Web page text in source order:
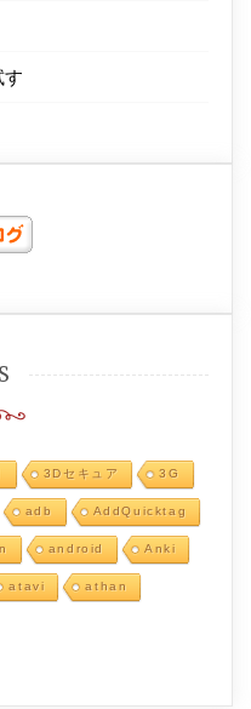
す
3Dセキュア 3G
adb AddQuicktag
android Anki
atavi athan